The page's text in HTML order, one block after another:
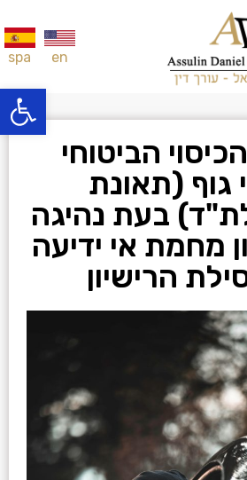
פתח
en
spa
הביטוחי
גוף (תאונת
בעת נהיגה
מחמת אי ידיעה
הרישיון